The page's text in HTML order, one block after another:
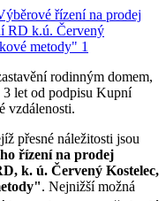
rodinným domem,
3 let od podpisu Kupní
vzdálenosti.
přesné náležitosti jsou
řízení na prodej
k. ú. Červený Kostelec,
. Nejnižší možná